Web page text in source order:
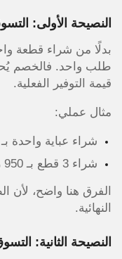
النصيحة الأولى:
بدلًا من شراء قطعة
طلب واحد. فالخصم
قيمة التوفير الفعلية.
مثال عملي:
شراء عباية واحدة بـ 450 ريال → خصم 45 ريال
شراء 3 قطع بـ 950 ريال → خصم 95 ريال
الفرق هنا واضح، لأن
النهائية.
النصيحة الثانية: